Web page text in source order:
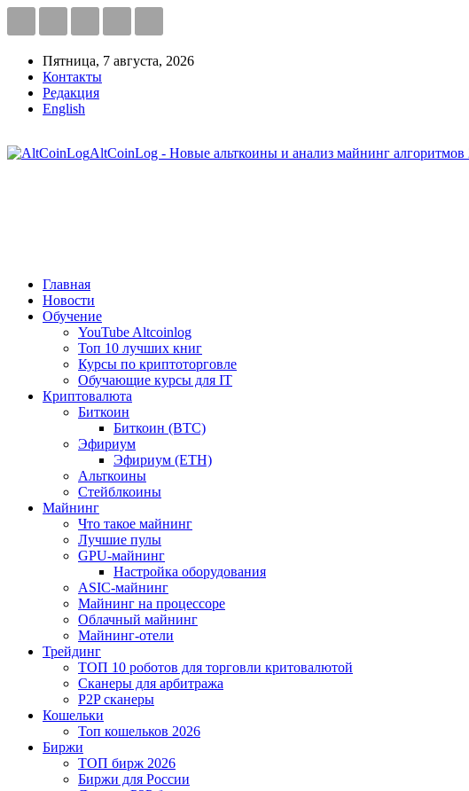
Пятница, 7 августа, 2026
Контакты
Редакция
English
AltCoinLog - Новые альткоины и анализ майнинг алгоритмов
Главная
Новости
Обучение
YouTube Altcoinlog
Топ 10 лучших книг
Курсы по криптоторговле
Обучающие курсы для IT
Криптовалюта
Биткоин
Биткоин (BTC)
Эфириум
Эфириум (ETH)
Альткоины
Стейблкоины
Майнинг
Что такое майнинг
Лучшие пулы
GPU-майнинг
Настройка оборудования
ASIC-майнинг
Майнинг на процессоре
Облачный майнинг
Майнинг-отели
Трейдинг
ТОП 10 роботов для торговли критовалютой
Сканеры для арбитража
P2P сканеры
Кошельки
Топ кошельков 2026
Биржи
ТОП бирж 2026
Биржи для России